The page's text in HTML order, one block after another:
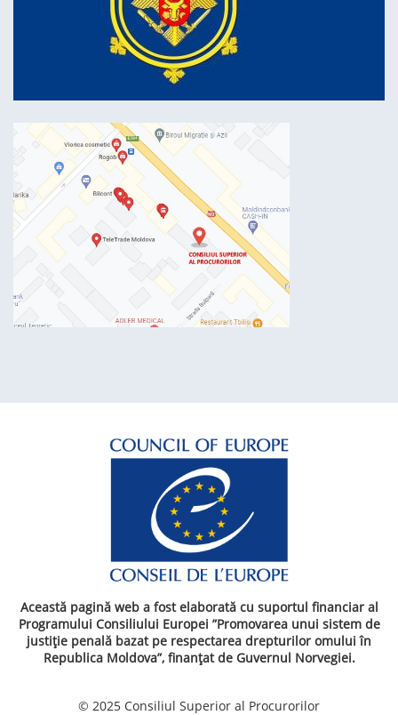
Această pagină web a fost elaborată cu suportul financiar al
Programului Consiliului Europei ”Promovarea unui sistem de
justiție penală bazat pe respectarea drepturilor omului în
Republica Moldova”, finanțat de Guvernul Norvegiei.
© 2025 Consiliul Superior al Procurorilor